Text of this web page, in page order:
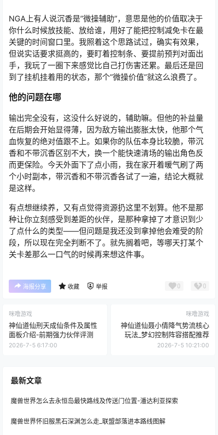
NGA上有人说沉香是”微操辅助”，意思是他的价值取决于
你什么时候放技能、放给谁，用好了能把控制减免卡在最
关键的时间窗口里。我照着这个思路试过，确实有效果，
但说实话要求挺高的，要盯着控制条、要提前预判对面出
手，我玩了一圈下来感觉比自己打伤害还累。最后还是回
到了挂机挂着用的状态，那个”微操价值”就这么浪费了。
他的问题在哪
输出完全没有，这没什么好说的，辅助嘛。但他的补益量
在后期会开始显得薄，因为敌方输出膨胀太快，他那个气
血恢复的绝对值跟不上。如果你的队伍本身比较脆，带沉
香和不带沉香区别不大，换一个能快速清场的输出角色反
而更保险。今天外面下了点小雨，我在家开着暖气刷了两
个小时副本，带沉香和不带沉香各试了一遍，结论大概就
是这样。
有点想继续养，又有点觉得资源扔这里不划算。他不是那
种让你立刻感受到差距的伙伴，是那种拿掉了才意识到少
了点什么的类型——但问题是我还没到拿掉他会难受的阶
段，所以现在完全判断不了。就先搁着吧，等哪天打某个
关卡差那么一口气的时候再来想这件事。
海报分享 收藏 举报 0 0
咪噜游戏
神仙道仙刑天成仙条件及属性
面板介绍-前期强力伙伴评测
2026-7-5 6:17:00
咪噜游戏
神仙道仙聂小倩降气势流核心
玩法_梦幻控制阵容搭配推荐
2026-7-5 10:21:00
最新文章
魔兽世界怎么去永恒岛最快路线及传送门位置-潘达利亚探索
魔兽世界怀旧服黑石深渊怎么走_联盟部落进本路线图解